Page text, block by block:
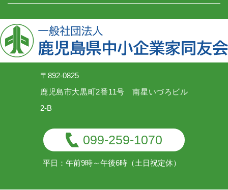
〒892-0825
鹿児島市大黒町2番11号 南星いづろビル
2-B
099-259-1070
平日：午前9時～午後6時（土日祝定休）